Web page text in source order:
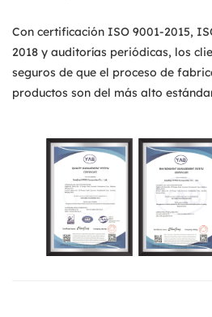
Con certificación ISO 9001-2015,
2018 y auditorías periódicas, los
seguros de que el proceso de
productos son del más alto